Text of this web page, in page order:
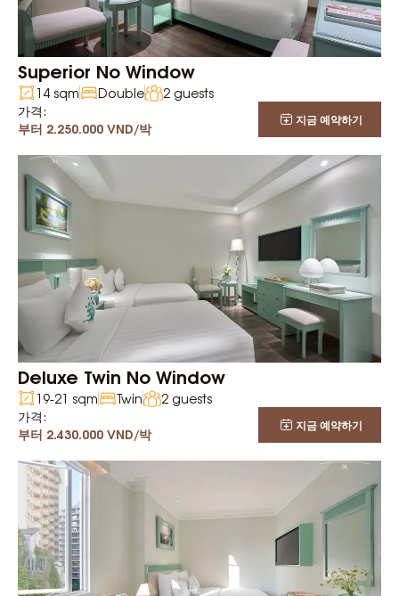
Superior No Window
14 sqm Double
2 guests
가격:
부터 2.250.000 VND/박 지금 예약하기
Deluxe Twin No Window
19-21 sqm Twin
2 guests
가격:
부터 2.430.000 VND/박 지금 예약하기